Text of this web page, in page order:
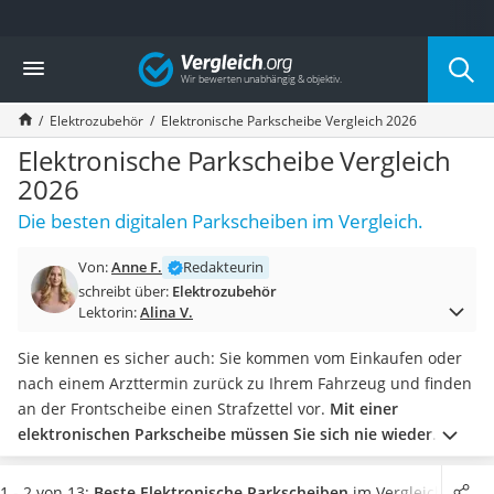
Die beliebtesten Vergleiche nach Kategorie
Auto & Motor
Fahrradträger-Anhängerkupplung (4 Fahrräder)
Fahrradträger
Fahrradträger (Anhängerkupplung)
Fahrradträger 3 Fahrräder
Benzinkanister (20 l)
Dashcam
Benzinkanister
Marderschreck
AGM-Batterie Wohnmobil
Thule-Fahrradträger
FM-Transmitter
Sommerreifen 205/55 R16
Autobatterie-Ladegerät
Vergleich
Elektrozubehör Elektronische Parkscheibe Vergleich 2026
Elektronische Parkscheibe Vergleich
2026
Die besten digitalen Parkscheiben im Vergleich.
Von:Anne F.
Redakteurin
schreibt über: Elektrozubehör
Lektorin:Alina V.
Sie kennen es sicher auch: Sie kommen vom Einkaufen oder
nach einem Arzttermin zurück zu Ihrem Fahrzeug und finden
an der Frontscheibe einen Strafzettel vor. Mit einer
elektronischen Parkscheibe müssen Sie sich nie wieder
Sorgen darum machen, das Einstellen zu vergessen. Auch
das lästige Suchen und manuelle Einstellen der Parkuhr